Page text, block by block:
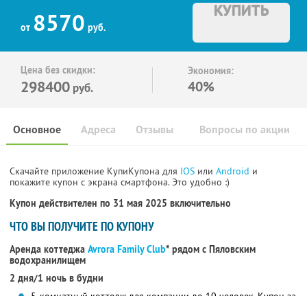
от 8570 руб.
КУПИТЬ
Цена без скидки:
298400 руб.
Экономия:
40%
Основное Отзывы Вопросы по акции
Адреса
Скачайте приложение КупиКупона для IOS или Android и
покажите купон с экрана смартфона. Это удобно :)
Купон действителен по 31 мая 2025 включительно
ЧТО ВЫ ПОЛУЧИТЕ ПО КУПОНУ
Аренда коттеджа Avrora Family Club* рядом с Пяловским
водохранилищем
2 дня/1 ночь в будни